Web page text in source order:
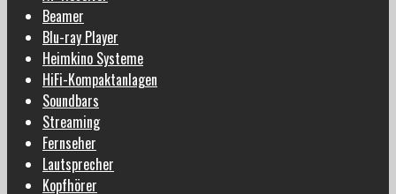
Beamer
Blu-ray Player
Heimkino Systeme
HiFi-Kompaktanlagen
Soundbars
Streaming
Fernseher
Lautsprecher
Kopfhörer